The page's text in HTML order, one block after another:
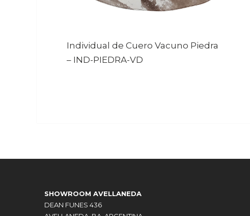
Individual de Cuero Vacuno Piedra
– IND-PIEDRA-VD
SHOWROOM AVELLANEDA
DEAN FUNES 436